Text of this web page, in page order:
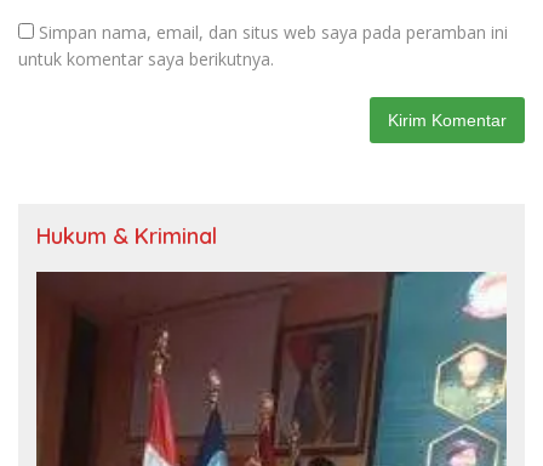
Simpan nama, email, dan situs web saya pada peramban ini
untuk komentar saya berikutnya.
Hukum & Kriminal